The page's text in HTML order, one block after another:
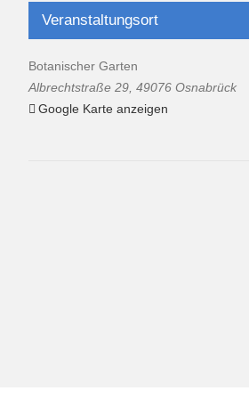
Veranstaltungsort
Botanischer Garten
Albrechtstraße 29 49076 Osnabrück
Google Karte anzeigen